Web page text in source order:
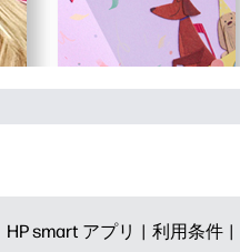
HP smart アプリ | 利用条件 |